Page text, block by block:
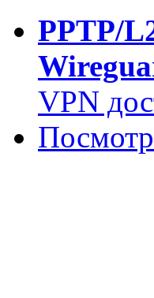
PPTP/
VPN